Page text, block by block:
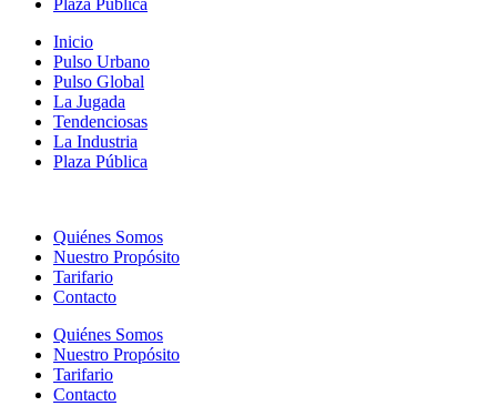
Plaza Pública
Inicio
Pulso Urbano
Pulso Global
La Jugada
Tendenciosas
La Industria
Plaza Pública
Quiénes Somos
Nuestro Propósito
Tarifario
Contacto
Quiénes Somos
Nuestro Propósito
Tarifario
Contacto